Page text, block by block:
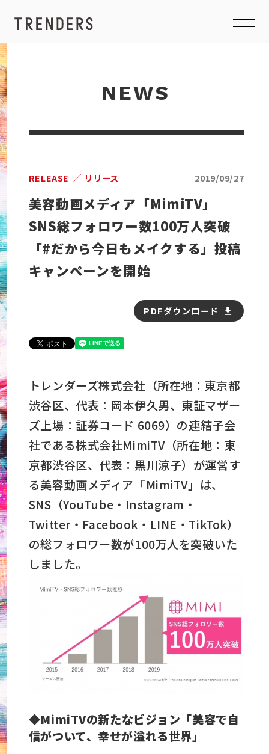
NEWS
RELEASE リリース 2019/09/27
美容動画メディア「MimiTV」
SNS総フォロワー数100万人突破
「#だから今日もメイクする」投稿
キャンペーンを開始
PDFダウンロード
トレンダーズ株式会社（所在地：東京都
渋谷区、代表：岡本伊久男、東証マザー
ズ上場：証券コード 6069）の連結子会
社である株式会社MimiTV（所在地：東
京都渋谷区、代表：黒川涼子）が運営す
る美容動画メディア「MimiTV」は、
SNS（YouTube・Instagram・
Twitter・Facebook・LINE・TikTok）
の総フォロワー数が100万人を突破いた
しました。
◆MimiTVの新たなビジョン「美容で自
信がついて、幸せが溢れる世界」